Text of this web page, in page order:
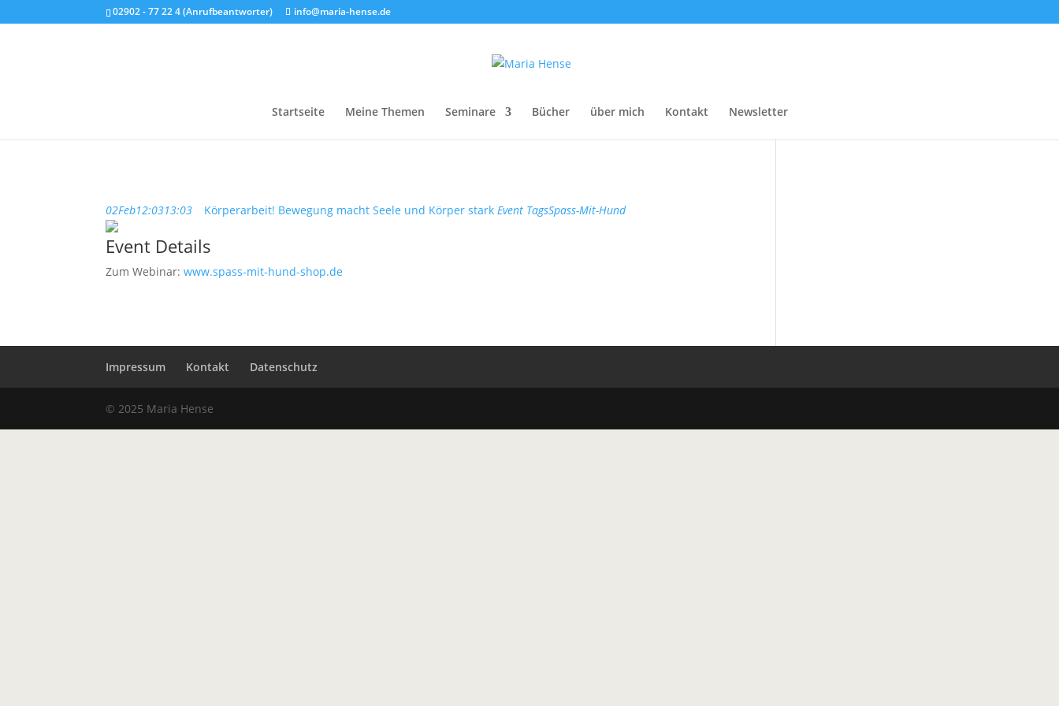
02902 - 77 22 4 (Anrufbeantworter) info@maria-hense.de
Startseite Meine Themen Seminare Bücher über mich Kontakt Newsletter
02Feb12:0313:03 Körperarbeit! Bewegung macht Seele und Körper stark Event TagsSpass-Mit-Hund
Event Details
Zum Webinar:www.spass-mit-hund-shop.de
Impressum Kontakt Datenschutz
© 2025 Maria Hense